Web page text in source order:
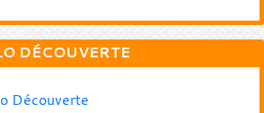
DÉCOUVERTE
Découverte